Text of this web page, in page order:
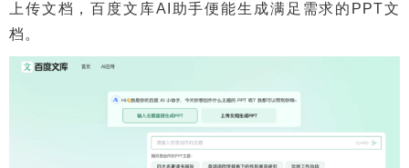
上传文档，百度文库AI助手便能生成满足需求的PPT文
档。